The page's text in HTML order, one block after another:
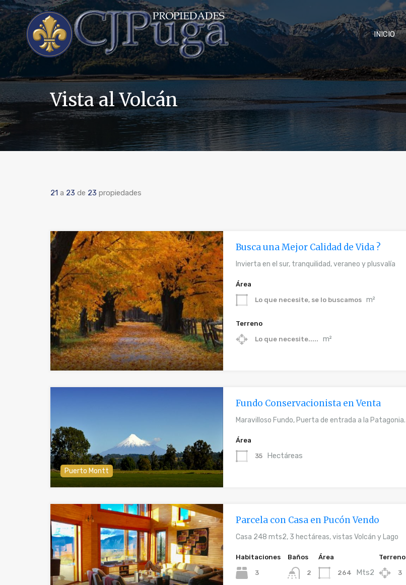
INICIO
Vista al Volcán
21 a 23 de 23 propiedades
Busca una Mejor Calidad de Vida ?
Invierta en el sur, tranquilidad, veraneo y plusvalía
Área
Lo que necesite, se lo buscamos m²
Terreno
Lo que necesite..... m²
Puerto Montt
Fundo Conservacionista en Venta
Maravilloso Fundo, Puerta de entrada a la Patagonia.
Área
35 Hectáreas
Parcela con Casa en Pucón Vendo
Casa 248 mts2, 3 hectáreas, vistas Volcán y Lago
Habitaciones
3
Baños
2
Área
264 Mts2
Terreno
3